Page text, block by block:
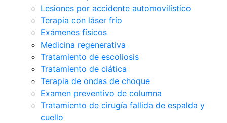
Lesiones por accidente automovilístico
Terapia con láser frío
Exámenes físicos
Medicina regenerativa
Tratamiento de escoliosis
Tratamiento de ciática
Terapia de ondas de choque
Examen preventivo de columna
Tratamiento de cirugía fallida de espalda y
cuello